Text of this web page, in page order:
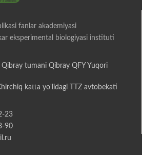
fanlar akademiyasi
eksperimental biologiyasi instituti
Qibray tumani Qibray QFY Yuqori
katta yo'lidagi TTZ avtobekati
23
90